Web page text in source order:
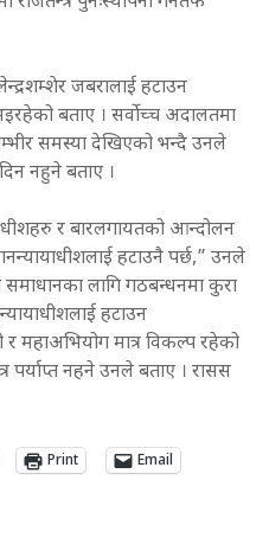
जबरालाई हटाउन
बताए । सर्वोच्च अदालतमा
समस्या देखिएको भन्दै उनले
नहुने बताए ।
र बारलगायतको आन्दोलन
हटाउनै पर्छ,” उनले
लागि गठबन्धनमा कुरा
हटाउन
महाअभियोग मात्र विकल्प रहेको
पर्याप्त नहने उनले बताए । रासस
Print Email